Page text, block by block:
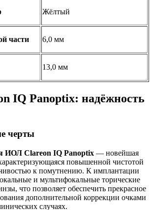
Жёлтый
части 6,0 мм
13,0 мм
IQ Panoptix: надёжность
черты
ИОЛ Clareon IQ Panoptix — новейшая
повышенной чистотой
к помутнению. К имплантации
и мультифокальные торические
что позволяет обеспечить прекрасное
дополнительной коррекции очками
случаях.